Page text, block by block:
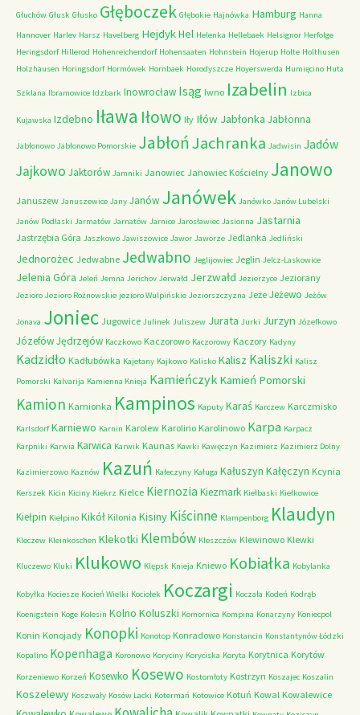
Głuchów Głusk Głusko Głęboczek Głębokie Hajnówka Hamburg Hanna
Hannover Harlev Harsz Havelberg HejdykHel Helenka Hellebaek Helsignor Herfolge
Heringsdorf Hillerod Hohenreichendorf Hohensaaten Hohnstein Hojerup Holte Holthusen
Holzhausen Horingsdorf Hormówek Hornbaek Horodyszcze Hoyerswerda Humięcino Huta
Szklana Ibramowice Idzbark Inowrocław Isąg Iwno Izabelin Izbica
Kujawska Izdebno Iława Iłowo Iły Iłów Jabłonka Jabłonna
Jabłonowo Jabłonowo Pomorskie JabłońJachranka Jadwisin Jadów
Jajkowo Jaktorów Jamniki Janowiec Janowiec Kościelny Janowo
Januszew Januszewice Jany Janów Janówek Janówko Janów Lubelski
Janów Podlaski Jarmatów Jarnatów Jarnice Jarosławiec Jasionna Jastarnia
Jastrzębia Góra Jaszkowo Jawiszowice Jawor Jaworze Jedlanka Jedliński
Jednorożec Jedwabne Jedwabno Jeglijowiec Jeglin Jelcz-Laskowice
Jelenia Góra Jeleń Jemna Jerichov Jerwałd Jerzwałd Jezierzyce Jeziorany
Jezioro Jezioro Rożnowskie jezioro Wulpińskie Jeziorszczyzna Jeże Jeżewo Jeżów
Jonava Joniec Jugowice Julinek Juliszew Jurata Jurki Jurzyn Józefkowo
JózefówJędrzejów Kaczkowo Kaczorowo Kaczorowy Kaczory Kadyny
Kadzidło Kadłubówka Kajetany Kajkowo Kalisko Kalisz Kaliszki Kalisz
Pomorski Kalvarija Kamienna Knieja Kamieńczyk Kamień Pomorski
Kamion Kamionka Kampinos Kaputy Karaś Karczew Karczmisko
Karlsdorf Karniewo Karnin Karolew Karolino Karolinowo Karpa Karpacz
Karpniki Karwia Karwica Karwik Kaunas Kawki Kawęczyn Kazimierz Kazimierz Dolny
Kazimierzowo Kaznów Kazuń Kałeczyny Kaługa Kałuszyn Kałęczyn Kcynia
Kerszek Kicin Kiciny Kiekrz Kielce Kiernozia Kiezmark Kiełbaski Kiełkowice
Kiełpin Kiełpino Kikół Kilonia Kisiny Kiścinne Klampenborg Klaudyn
Kleczew Kleinkoschen Klekotki Klembów Kleszczów Klewinowo Klewki
Kluczewo Kluki Klukowo Klępsk Knieja Kniewo Kobiałka Kobylanka
Kobyłka Kociesze Kocień Wielki Kociołek Koczargi Koczała Kodeń Kodrąb
Koenigstein Koge Kolesin Kolno Koluszki Komornica Kompina Konarzyny Koniecpol
Konin Konojady Konopki Konotop Konradowo Konstancin Konstantynów Łódzki
Kopalino Kopenhaga Koronowo Koryciny Koryciska Koryta Korytnica Korytów
Korzeniewo Korzeń Kosewko Kosewo Kostomłoty Kostrzyn Koszajec Koszalin
Koszelewy Koszwały Kosów Lacki Kotermań Kotowice Kotuń Kowal Kowalewice